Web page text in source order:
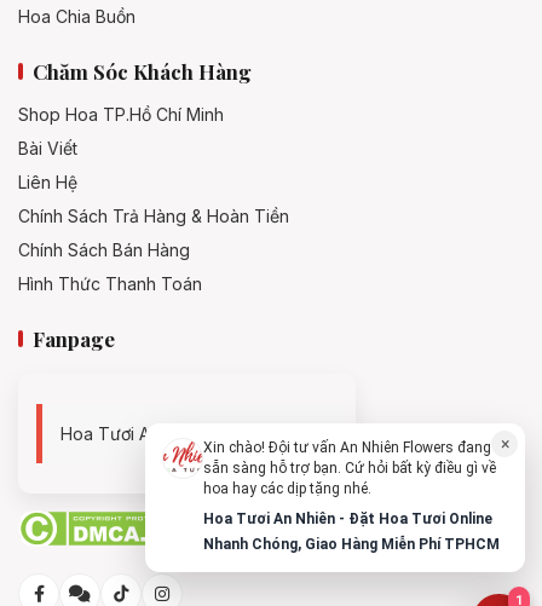
Hoa Chia Buồn
Chăm Sóc Khách Hàng
Shop Hoa TP.Hồ Chí Minh
Bài Viết
Liên Hệ
Chính Sách Trả Hàng & Hoàn Tiền
Chính Sách Bán Hàng
Hình Thức Thanh Toán
Fanpage
Hoa Tươi An Nhiên - 0938494119
×
Xin chào! Đội tư vấn An Nhiên Flowers đang
sẵn sàng hỗ trợ bạn. Cứ hỏi bất kỳ điều gì về
hoa hay các dịp tặng nhé.
Hoa Tươi An Nhiên - Đặt Hoa Tươi Online
Nhanh Chóng, Giao Hàng Miễn Phí TPHCM
1